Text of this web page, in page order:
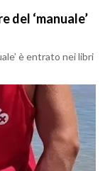
del ‘manuale’
è entrato nei libri